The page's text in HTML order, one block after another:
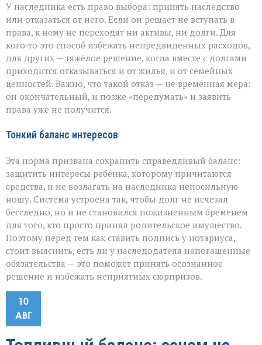
У наследника есть право выбора: принять наследство
или отказаться от него. Если он решает не вступать в
права, к нему не переходят ни активы, ни долги. Для
кого‑то это способ избежать непредвиденных расходов,
для других — тяжёлое решение, когда вместе с долгами
приходится отказываться и от жилья, и от семейных
ценностей. Важно, что такой отказ — не временная мера:
он окончательный, и позже «передумать» и заявить
права уже не получится.
Тонкий баланс интересов
Эта норма призвана сохранить справедливый баланс:
защитить интересы ребёнка, которому причитаются
средства, и не возлагать на наследника непосильную
ношу. Система устроена так, чтобы долг не исчезал
бесследно, но и не становился пожизненным бременем
для того, кто просто принял родительское имущество.
Поэтому перед тем как ставить подпись у нотариуса,
стоит выяснить, есть ли у наследодателя непогашенные
обязательства — это поможет принять осознанное
решение и избежать неприятных сюрпризов.
10
АВГ